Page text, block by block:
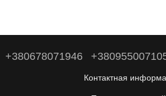
+380678071946
Контактная